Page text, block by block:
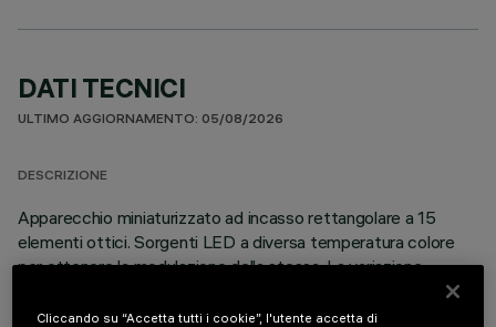
DATI TECNICI
ULTIMO AGGIORNAMENTO: 05/08/2026
DESCRIZIONE
Apparecchio miniaturizzato ad incasso rettangolare a 15
elementi ottici. Sorgenti LED a diversa temperatura colore
per ottenere la modulazione della stessa. La variazione
avviene miscelando l'emissione di 15 LED 2700K e 15 LED
6500K ad elevato indice di resa cromatica. Ogni elemento
Cliccando su “Accetta tutti i cookie”, l'utente accetta di